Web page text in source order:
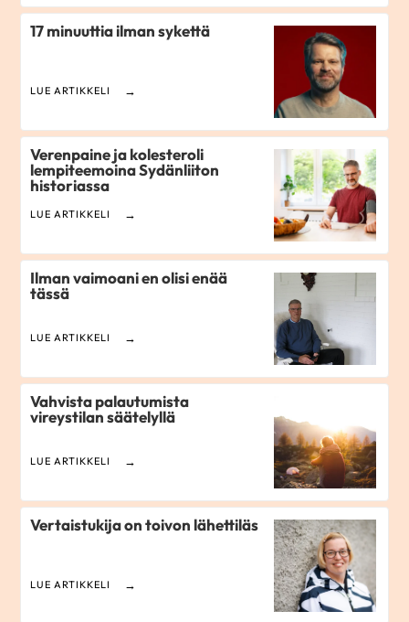
17 minuuttia ilman sykettä
LUE ARTIKKELI
Verenpaine ja kolesteroli
lempiteemoina Sydänliiton
historiassa
LUE ARTIKKELI
Ilman vaimoani en olisi enää
tässä
LUE ARTIKKELI
Vahvista palautumista
vireystilan säätelyllä
LUE ARTIKKELI
Vertaistukija on toivon lähettiläs
LUE ARTIKKELI